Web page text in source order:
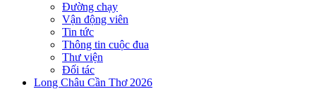
Đường chạy
Vận động viên
Tin tức
Thông tin cuộc đua
Thư viện
Đối tác
Long Châu Cần Thơ 2026